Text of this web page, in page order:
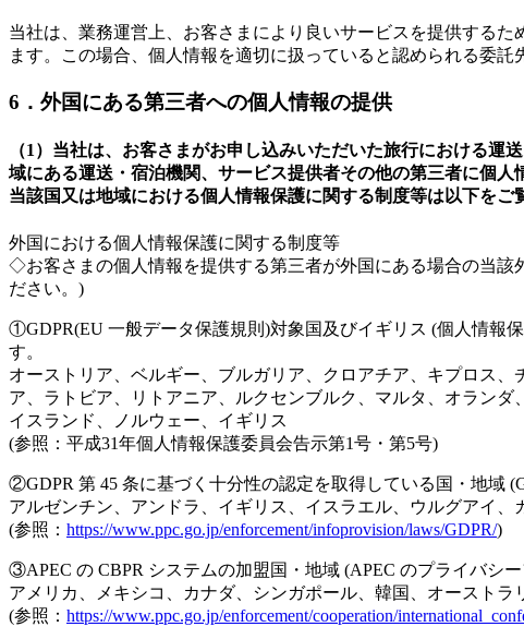
当社は、業務運営上、お客さまにより良いサービスを提供する
ます。この場合、個人情報を適切に扱っていると認められる委
6．外国にある第三者への個人情報の提供
（1）当社は、お客さまがお申し込みいただいた旅行における
域にある運送・宿泊機関、サービス提供者その他の第三者に個人
当該国又は地域における個人情報保護に関する制度等は以下をご
外国における個人情報保護に関する制度等
◇お客さまの個人情報を提供する第三者が外国にある場合の当該
ださい。)
①GDPR(EU 一般データ保護規則)対象国及びイギリス (個人情報
す。
オーストリア、ベルギー、ブルガリア、クロアチア、キプロス
ア、ラトビア、リトアニア、ルクセンブルク、マルタ、オラン
イスランド、ノルウェー、イギリス
(参照：平成31年個人情報保護委員会告示第1号・第5号)
②GDPR 第 45 条に基づく十分性の認定を取得している国・地域
アルゼンチン、アンドラ、イギリス、イスラエル、ウルグアイ、
(参照： https://www.ppc.go.jp/enforcement/infoprovision/laws/GDPR/)
③APEC の CBPR システムの加盟国・地域 (APEC のプライバシ
アメリカ、メキシコ、カナダ、シンガポール、韓国、オーストラ
(参照： https://www.ppc.go.jp/enforcement/cooperation/